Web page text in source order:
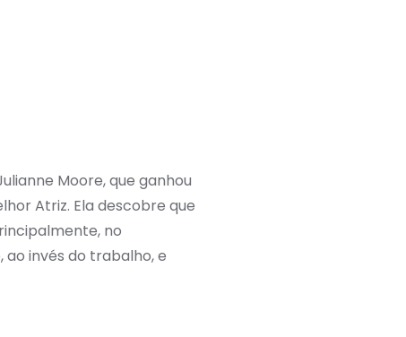
Moore, que ganhou
Atriz. Ela descobre que
no
invés do trabalho, e